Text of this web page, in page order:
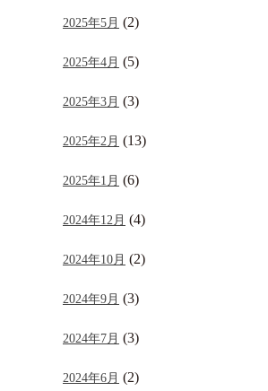
2025年5月 (2)
2025年4月 (5)
2025年3月 (3)
2025年2月 (13)
2025年1月 (6)
2024年12月 (4)
2024年10月 (2)
2024年9月 (3)
2024年7月 (3)
2024年6月 (2)